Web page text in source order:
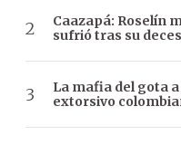
Caazapá: Roselín
sufrió tras su
La mafia del gota
extorsivo